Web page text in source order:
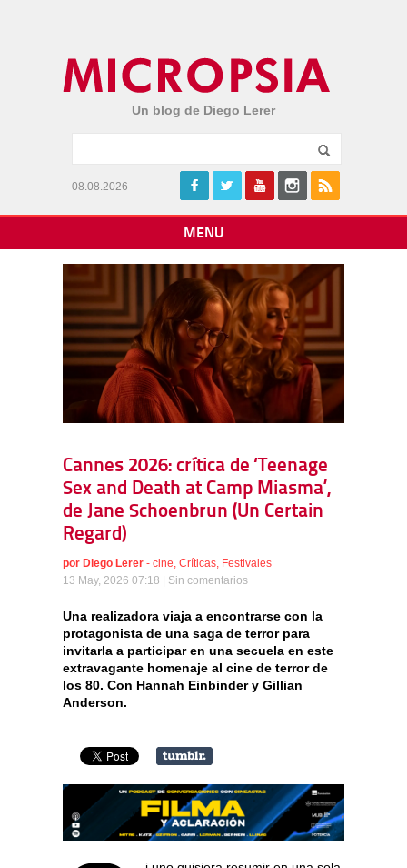
Un blog de Diego Lerer
08.08.2026
MENU
Cannes 2026: crítica de ‘Teenage
Sex and Death at Camp Miasma’,
de Jane Schoenbrun (Un Certain
Regard)
por Diego Lerer - cine Críticas Festivales
13 May, 2026 07:18 | Sin comentarios
Una realizadora viaja a encontrarse con la
protagonista de una saga de terror para
invitarla a participar en una secuela en este
extravagante homenaje al cine de terror de
los 80. Con Hannah Einbinder y Gillian
Anderson.